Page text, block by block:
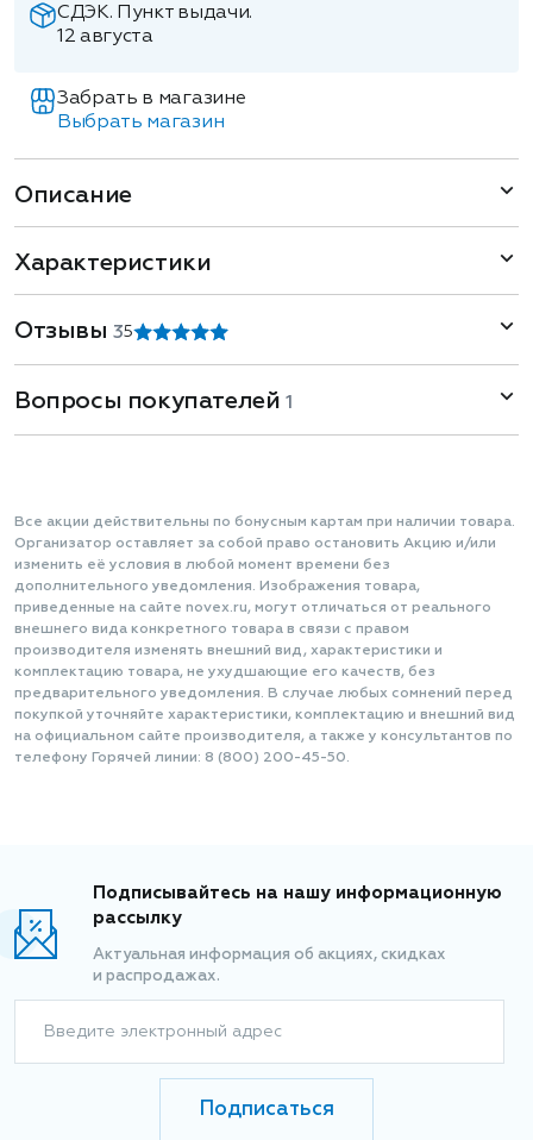
СДЭК. Пункт выдачи.
12 августа
Забрать в магазине
Выбрать магазин
Описание
Характеристики
Отзывы35
Вопросы покупателей 1
Все акции действительны по бонусным картам при наличии товара.
Организатор оставляет за собой право остановить Акцию и/или
изменить её условия в любой момент времени без
дополнительного уведомления. Изображения товара,
приведенные на сайте novex.ru, могут отличаться от реального
внешнего вида конкретного товара в связи с правом
производителя изменять внешний вид, характеристики и
комплектацию товара, не ухудшающие его качеств, без
предварительного уведомления. В случае любых сомнений перед
покупкой уточняйте характеристики, комплектацию и внешний вид
на официальном сайте производителя, а также у консультантов по
телефону Горячей линии: 8 (800) 200-45-50.
Подписывайтесь на нашу информационную
рассылку
Актуальная информация об акциях, скидках
и распродажах.
Введите электронный адрес
Подписаться